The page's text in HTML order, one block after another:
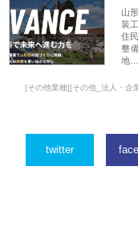
山
装
住
整
地…
[その他業種][その他_法人・企
twitter